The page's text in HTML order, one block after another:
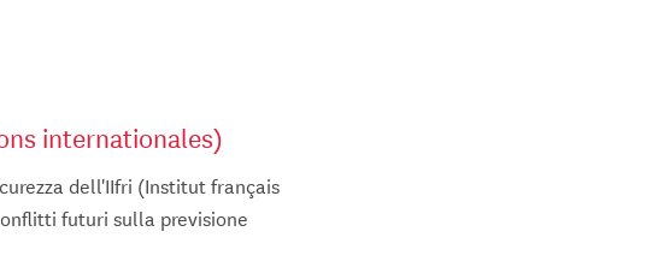
internationales)
dell'IIfri (Institut français
futuri sulla previsione